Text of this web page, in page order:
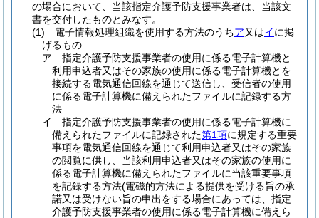
の場合において、当該指定介護予防支援事業者は、当該文
書を交付したものとみなす。
(1)
電子情報処理組織を使用する方法のうちア又はイに掲
げるもの
ア
指定介護予防支援事業者の使用に係る電子計算機と
利用申込者又はその家族の使用に係る電子計算機とを
接続する電気通信回線を通じて送信し、受信者の使用
に係る電子計算機に備えられたファイルに記録する方
法
イ
指定介護予防支援事業者の使用に係る電子計算機に
備えられたファイルに記録された第1項に規定する重要
事項を電気通信回線を通じて利用申込者又はその家族
の閲覧に供し、当該利用申込者又はその家族の使用に
係る電子計算機に備えられたファイルに当該重要事項
を記録する方法(電磁的方法による提供を受ける旨の承
諾又は受けない旨の申出をする場合にあっては、指定
介護予防支援事業者の使用に係る電子計算機に備えら